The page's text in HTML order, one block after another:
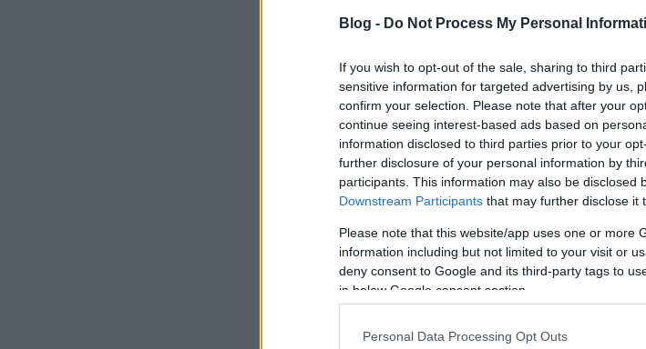
Blog - Do Not Process My Personal
If you wish to opt-out of the sale, sharing to third
sensitive information for targeted advertising by us,
confirm your selection. Please note that after your
continue seeing interest-based ads based on
information disclosed to third parties prior to your
further disclosure of your personal information by
participants. This information may also be disclosed
Downstream Participants that may further disclose it
Please note that this website/app uses one or more
information including but not limited to your visit or
deny consent to Google and its third-party tags to
in below Google consent section.
Personal Data Processing Opt Outs